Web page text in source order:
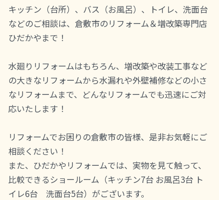
キッチン（台所）、バス（お風呂）、トイレ、洗面台
などのご相談は、倉敷市のリフォーム＆増改築専門店
ひだかやまで！
水廻りリフォームはもちろん、増改築や改装工事など
の大きなリフォームから水漏れや外壁補修などの小さ
なリフォームまで、どんなリフォームでも迅速にご対
応いたします！
リフォームでお困りの倉敷市の皆様、是非お気軽にご
相談ください！
また、ひだかやリフォームでは、実物を見て触って、
比較できるショールーム（キッチン7台 お風呂3台 ト
イレ6台 洗面台5台）がございます。